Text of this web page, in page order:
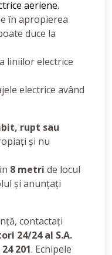
aeriene.
în apropierea
duce la
liniilor electrice
electrice având
rupt sau
și nu
8 metri de locul
și anunțați
contactați
24/24 al S.A.
201. Echipele